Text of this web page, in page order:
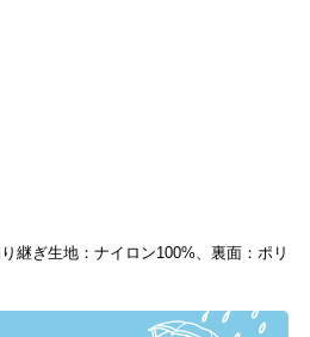
継ぎ生地：ナイロン100%、裏面：ポリ